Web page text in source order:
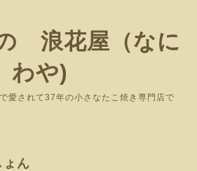
浪花屋（なに
わや)
されて37年の小さなたこ焼き専門店で
。
ょん